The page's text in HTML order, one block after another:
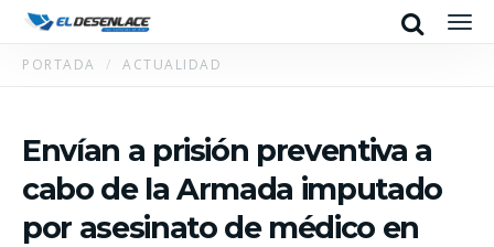
Search
PORTADA ACTUALIDAD
Envían a prisión preventiva a
cabo de la Armada imputado
por asesinato de médico en